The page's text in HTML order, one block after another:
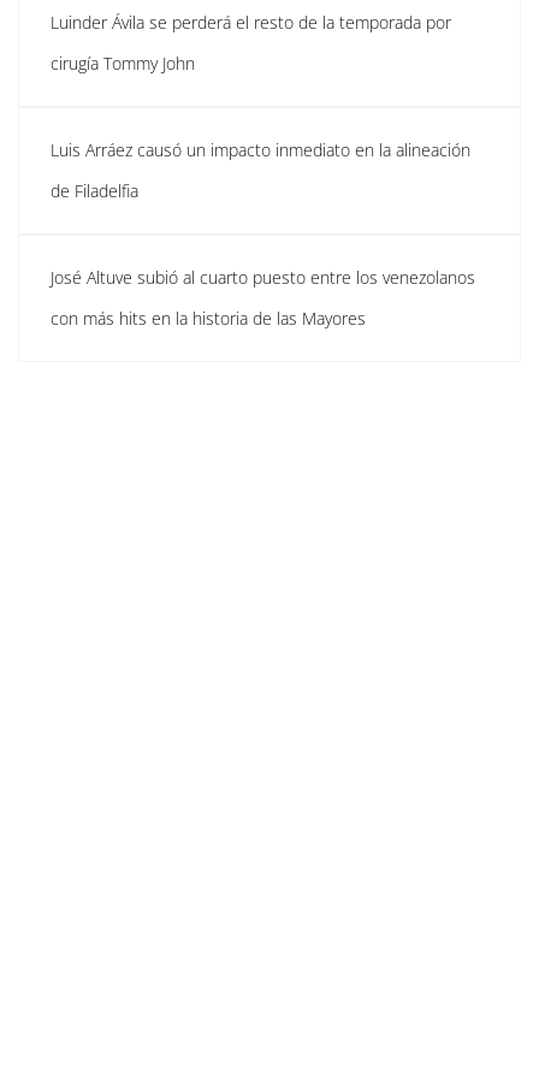
Luinder Ávila se perderá el resto de la temporada por
cirugía Tommy John
Luis Arráez causó un impacto inmediato en la alineación
de Filadelfia
José Altuve subió al cuarto puesto entre los venezolanos
con más hits en la historia de las Mayores